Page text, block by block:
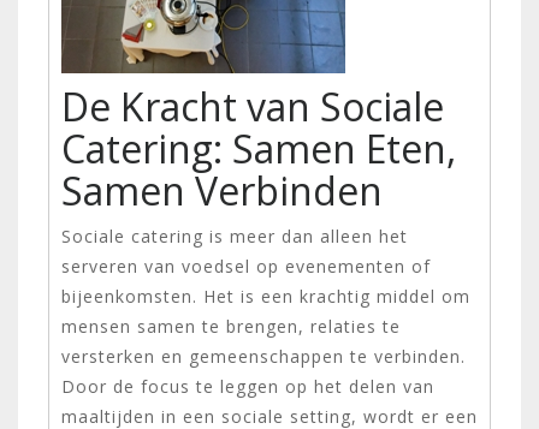
De Kracht van Sociale
Catering: Samen Eten,
Samen Verbinden
Sociale catering is meer dan alleen het
serveren van voedsel op evenementen of
bijeenkomsten. Het is een krachtig middel om
mensen samen te brengen, relaties te
versterken en gemeenschappen te verbinden.
Door de focus te leggen op het delen van
maaltijden in een sociale setting, wordt er een